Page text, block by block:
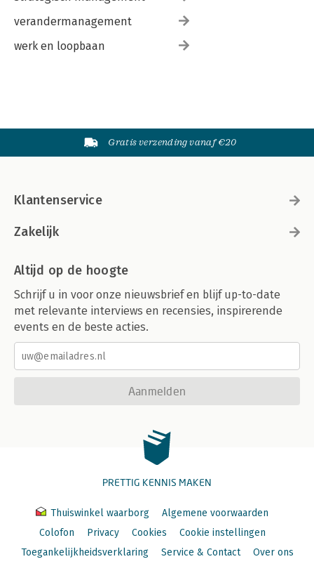
verandermanagement
werk en loopbaan
Gratis verzending vanaf €20
Klantenservice
Zakelijk
Altijd op de hoogte
Schrijf u in voor onze nieuwsbrief en blijf up-to-date
met relevante interviews en recensies, inspirerende
events en de beste acties.
Aanmelden
PRETTIG KENNIS MAKEN
Thuiswinkel waarborg
Algemene voorwaarden
Colofon
Privacy Cookies
Cookie instellingen
Toegankelijkheidsverklaring
Service & Contact Over ons